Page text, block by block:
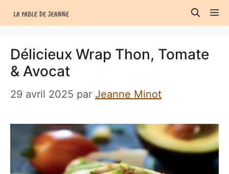
au
Délicieux Wrap Thon, Tomate
& Avocat
29 avril 2025 par Jeanne Minot